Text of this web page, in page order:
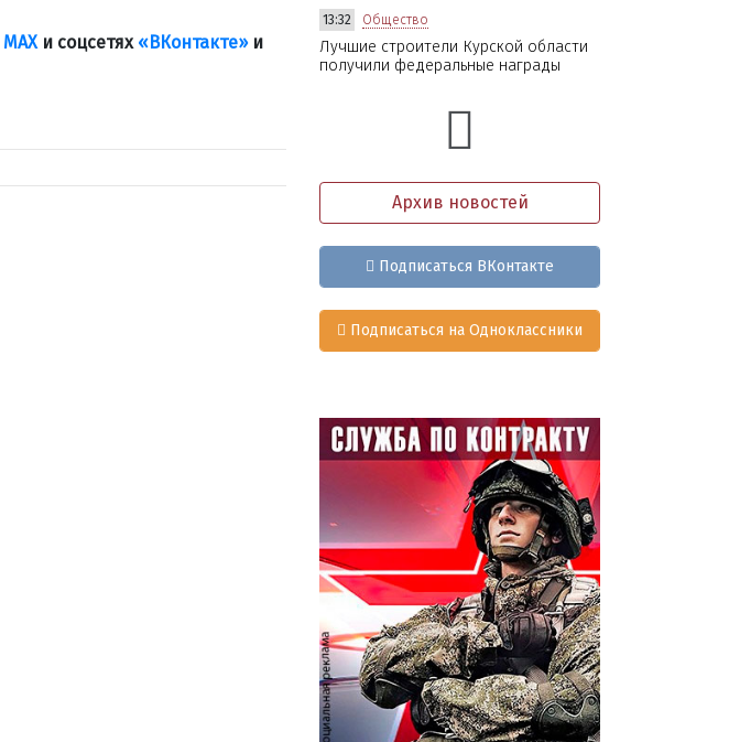
МАХи соцсетях «ВКонтакте»и
13:32 Общество
Лучшие строители Курской области
получили федеральные награды
Архив новостей
Подписаться ВКонтакте
Подписаться на Одноклассники